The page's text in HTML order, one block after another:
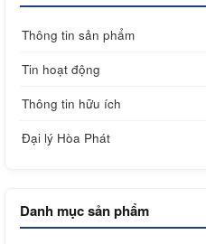
Thông tin sản phẩm
Tin hoạt động
Thông tin hữu ích
Đại lý Hòa Phát
Danh mục sản phẩm